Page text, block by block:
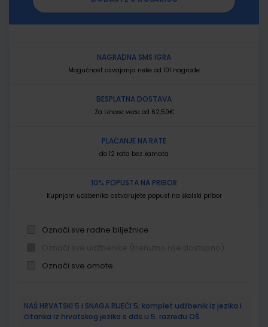
NAGRADNA SMS IGRA
Mogućnost osvajanja neke od 101 nagrade
BESPLATNA DOSTAVA
Za iznose veće od 62,50€
PLAĆANJE NA RATE
do 12 rata bez kamata
10% POPUSTA NA PRIBOR
Kupnjom udžbenika ostvarujete popust na školski pribor
Označi sve radne bilježnice
Označi sve omote
proizvodi
NAŠ HRVATSKI 5 i SNAGA RIJEČI 5; komplet udžbenik iz jezika i
čitanka iz hrvatskog jezika s dds u 5. razredu OŠ